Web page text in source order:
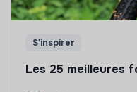
S'inspirer
Les 25 meilleures